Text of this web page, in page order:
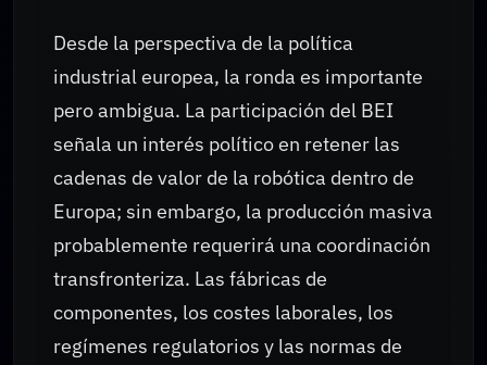
Desde la perspectiva de la política
industrial europea, la ronda es importante
pero ambigua. La participación del BEI
señala un interés político en retener las
cadenas de valor de la robótica dentro de
Europa; sin embargo, la producción masiva
probablemente requerirá una coordinación
transfronteriza. Las fábricas de
componentes, los costes laborales, los
regímenes regulatorios y las normas de